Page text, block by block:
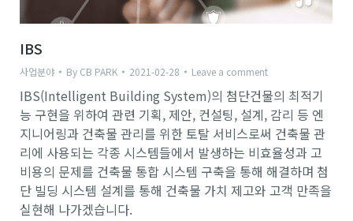
IBS
사업분야 By CB PARK 2021-02-28 Leave a comment
IBS(Intelligent Building System)의 첨단건물의 최적기
능 구현을 위하여 관련 기획, 제안, 컨설팅, 설계, 감리 등 엔
지니어링과 건축물 관리를 위한 토탈 서비스로써 건축물 관
리에 사용되는 각종 시스템들에서 발생하는 비효율성과 고
비용의 문제를 건축물 통합 시스템 구축을 통해 해결하며 첨
단 빌딩 시스템 설계를 통해 건축물 가치 제고와 고객 만족을
실현해 나가겠습니다.